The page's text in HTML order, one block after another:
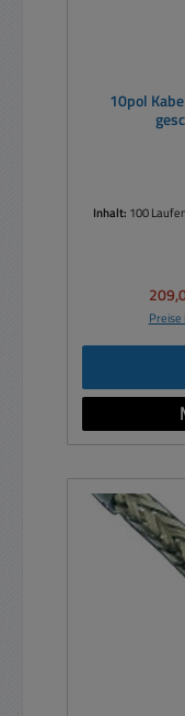
10pol Kabel
Inhalt: 100
Preise